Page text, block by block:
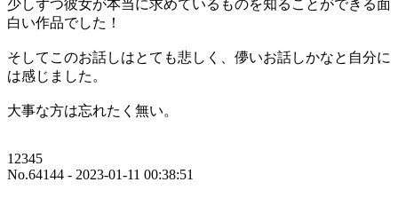
少しずつ彼女が本当に求めているものを知ることができる面
白い作品でした！
そしてこのお話しはとても悲しく、儚いお話しかなと自分に
は感じました。
大事な方は忘れたく無い。
12345
No.64144 - 2023-01-11 00:38:51